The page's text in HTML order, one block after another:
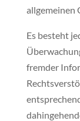
allgemeinen
Es besteht
fremder